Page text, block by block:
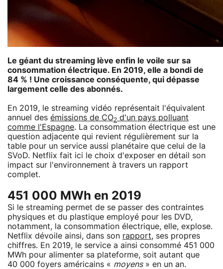
Le géant du streaming lève enfin le voile sur sa
consommation électrique. En 2019, elle a bondi de
84 % ! Une croissance conséquente, qui dépasse
largement celle des abonnés.
En 2019, le streaming vidéo représentait l'équivalent
annuel des émissions de CO2 d'un pays polluant
comme l'Espagne. La consommation électrique est une
question adjacente qui revient régulièrement sur la
table pour un service aussi planétaire que celui de la
SVoD. Netflix fait ici le choix d'exposer en détail son
impact sur l'environnement à travers un rapport
complet.
451 000 MWh en 2019
Si le streaming permet de se passer des contraintes
physiques et du plastique employé pour les DVD,
notamment, la consommation électrique, elle, explose.
Netflix dévoile ainsi, dans son rapport, ses propres
chiffres. En 2019, le service a ainsi consommé 451 000
MWh pour alimenter sa plateforme, soit autant que
40 000 foyers américains « moyens» en un an.